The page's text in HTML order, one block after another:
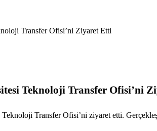
Transfer Ofisi’ni Ziyaret Etti
Teknoloji Transfer Ofisi’ni
Transfer Ofisi’ni ziyaret etti.